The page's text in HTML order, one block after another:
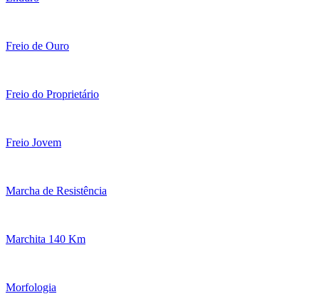
Freio de Ouro
Freio do Proprietário
Freio Jovem
Marcha de Resistência
Marchita 140 Km
Morfologia